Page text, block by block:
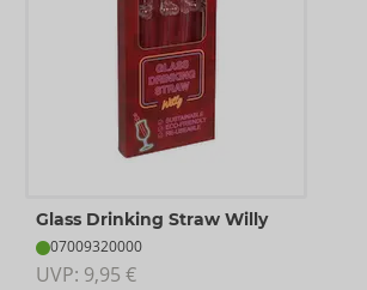
Glass Drinking Straw Willy
07009320000
UVP: 9,95 €